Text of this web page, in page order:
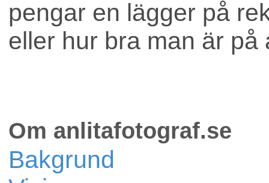
pengar en lägger på
eller hur bra man är på
Om anlitafotograf.se
Bakgrund